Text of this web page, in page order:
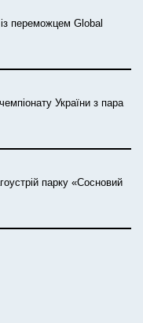
переможцем Global
України з пара
парку «Сосновий